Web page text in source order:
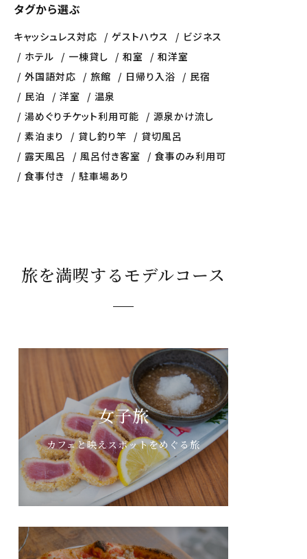
タグから選ぶ
キャッシュレス対応 ゲストハウス
ビジネス
ホテル
一棟貸し 和室
和洋室
外国語対応
旅館 日帰り入浴
民宿
民泊
洋室
温泉
湯めぐりチケット利用可能
源泉かけ流し
素泊まり
貸し釣り竿
貸切風呂
露天風呂
風呂付き客室
食事のみ利用可
食事付き
駐車場あり
旅を満喫するモデルコース
女子旅
カフェと映えスポットをめぐる旅